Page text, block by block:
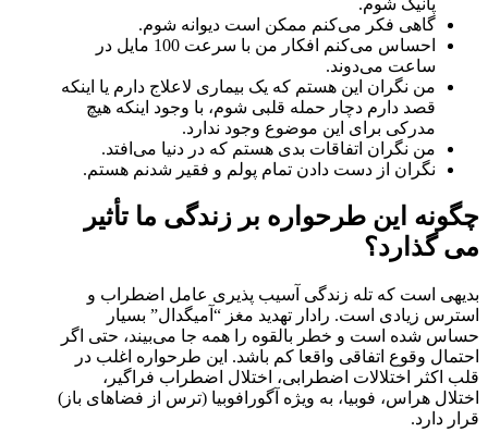
پانیک شوم.
گاهی فکر می‌کنم ممکن است دیوانه شوم.
احساس می‌کنم افکار من با سرعت 100 مایل در
ساعت می‌دوند.
من نگران این هستم که یک بیماری لاعلاج دارم یا اینکه
قصد دارم دچار حمله قلبی شوم، با وجود اینکه هیچ
مدرکی برای این موضوع وجود ندارد.
من نگران اتفاقات بدی هستم که در دنیا می‌افتد.
نگران از دست دادن تمام پولم و فقیر شدنم هستم.
چگونه این طرحواره بر زندگی ما تأثیر
می گذارد؟
بدیهی است که تله زندگی آسیب پذیری عامل اضطراب و
استرس زیادی است. رادار تهدید مغز “آمیگدال” بسیار
حساس شده است و خطر بالقوه را همه جا می‌بیند، حتی اگر
احتمال وقوع اتفاقی واقعا کم باشد. این طرحواره اغلب در
قلب اکثر اختلالات اضطرابی، اختلال اضطراب فراگیر،
اختلال هراس، فوبیا، به ویژه آگورافوبیا (ترس از فضاهای باز)
قرار دارد.